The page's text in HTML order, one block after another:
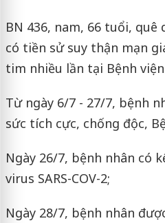
BN 436, nam, 66 tuổi, quê
có tiền sử suy thận mạn
tim nhiều lần tại Bệnh
Từ ngày 6/7 - 27/7, bệnh
sức tích cực, chống độc,
Ngày 26/7, bệnh nhân có
virus SARS-COV-2;
Ngày 28/7, bệnh nhân